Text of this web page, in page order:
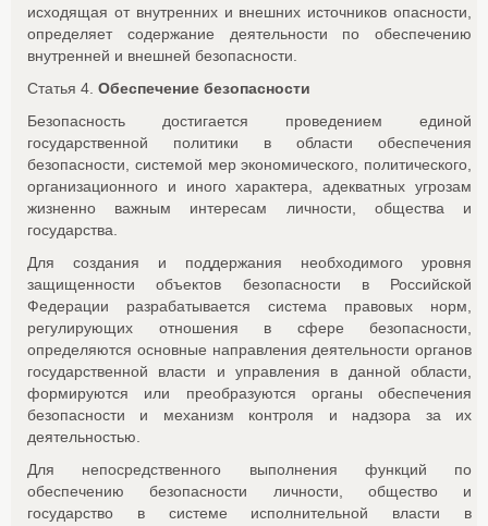
исходящая от внутренних и внешних источников опасности,
определяет содержание деятельности по обеспечению
внутренней и внешней безопасности.
Статья 4. Обеспечение безопасности
Безопасность достигается проведением единой
государственной политики в области обеспечения
безопасности, системой мер экономического, политического,
организационного и иного характера, адекватных угрозам
жизненно важным интересам личности, общества и
государства.
Для создания и поддержания необходимого уровня
защищенности объектов безопасности в Российской
Федерации разрабатывается система правовых норм,
регулирующих отношения в сфере безопасности,
определяются основные направления деятельности органов
государственной власти и управления в данной области,
формируются или преобразуются органы обеспечения
безопасности и механизм контроля и надзора за их
деятельностью.
Для непосредственного выполнения функций по
обеспечению безопасности личности, общество и
государство в системе исполнительной власти в